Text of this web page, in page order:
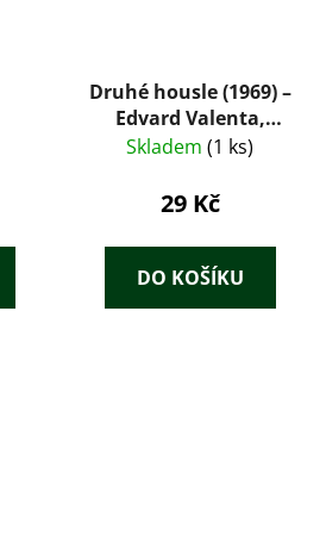
Druhé housle (1969) –
Edvard Valenta,
román o velké cestě
Skladem (1 ks)
29 Kč
DO KOŠÍKU